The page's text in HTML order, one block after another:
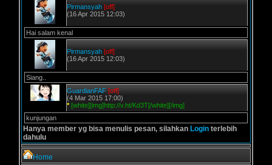
Pirmansyah [off]
(16 Apr 2015 12:03)
Hai salam kenal
Pirmansyah [off]
(16 Apr 2015 12:03)
Siang..
GuardianFAF [off]
(4 Mar 2015 17:00)
* [white][img]http://v.ht/Kd3T[/white][/img]
kunjungan
Hanya member yg bisa menulis pesan, silahkan Login terlebih
dahulu
Home